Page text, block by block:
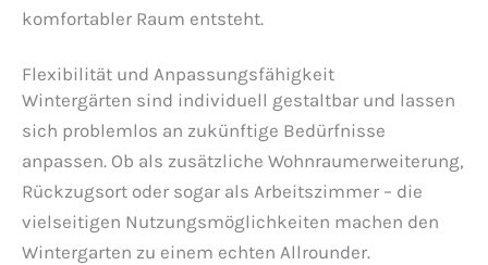
komfortabler Raum entsteht.
Flexibilität und Anpassungsfähigkeit
Wintergärten sind individuell gestaltbar und lassen
sich problemlos an zukünftige Bedürfnisse
anpassen. Ob als zusätzliche Wohnraumerweiterung,
Rückzugsort oder sogar als Arbeitszimmer – die
vielseitigen Nutzungsmöglichkeiten machen den
Wintergarten zu einem echten Allrounder.